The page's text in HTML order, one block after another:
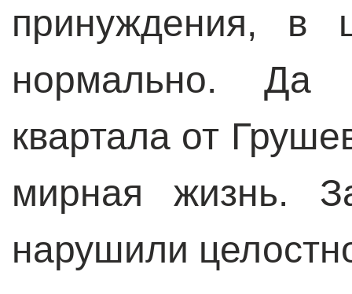
принуждения, в
нормально. Да
квартала от
мирная жизнь.
нарушили